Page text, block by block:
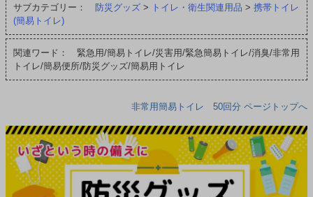
サブカテゴリー： 防災グッズ > トイレ・衛生関連用品 > 携帯トイレ
(簡易トイレ)
関連ワード： 緊急用/簡易トイレ/災害用/緊急簡易トイレ/消臭/非常用
トイレ/簡易便所/防災グッズ/簡易用トイレ
非常用簡易トイレ 50回分 ページトップへ